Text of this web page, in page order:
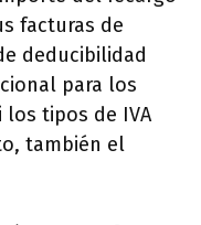
facturas de
deducibilidad
para los
tipos de IVA
también el